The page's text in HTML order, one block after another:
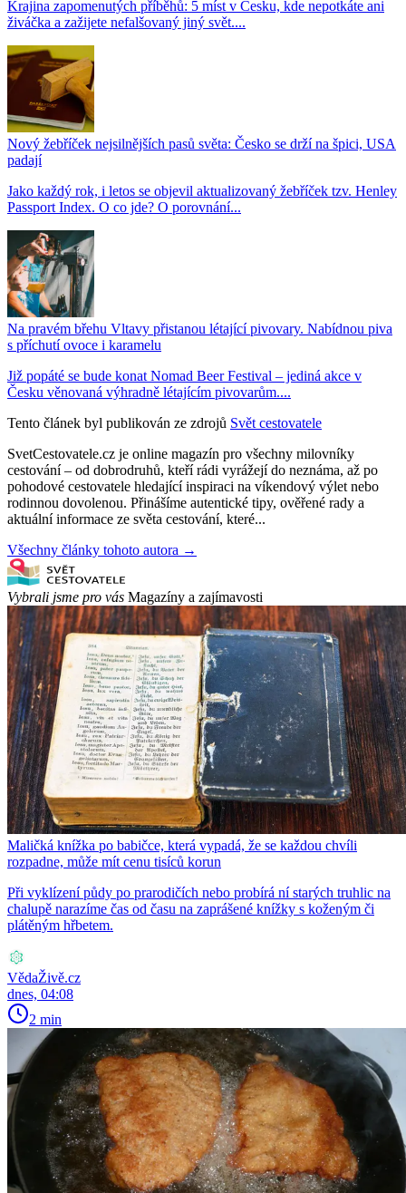
Krajina zapomenutých příběhů: 5 míst v Česku, kde nepotkáte ani
živáčka a zažijete nefalšovaný jiný svět....
Nový žebříček nejsilnějších pasů světa: Česko se drží na špici, USA
padají
Jako každý rok, i letos se objevil aktualizovaný žebříček tzv. Henley
Passport Index. O co jde? O porovnání...
Na pravém břehu Vltavy přistanou létající pivovary. Nabídnou piva
s příchutí ovoce i karamelu
Již popáté se bude konat Nomad Beer Festival – jediná akce v
Česku věnovaná výhradně létajícím pivovarům....
Tento článek byl publikován ze zdrojů Svět cestovatele
SvetCestovatele.cz je online magazín pro všechny milovníky
cestování – od dobrodruhů, kteří rádi vyrážejí do neznáma, až po
pohodové cestovatele hledající inspiraci na víkendový výlet nebo
rodinnou dovolenou. Přinášíme autentické tipy, ověřené rady a
aktuální informace ze světa cestování, které...
Všechny články tohoto autora →
Vybrali jsme pro vás Magazíny a zajímavosti
Maličká knížka po babičce, která vypadá, že se každou chvíli
rozpadne, může mít cenu tisíců korun
Při vyklízení půdy po prarodičích nebo probírá ní starých truhlic na
chalupě narazíme čas od času na zaprášené knížky s koženým či
plátěným hřbetem.
VědaŽivě.cz
dnes, 04:08
2 min